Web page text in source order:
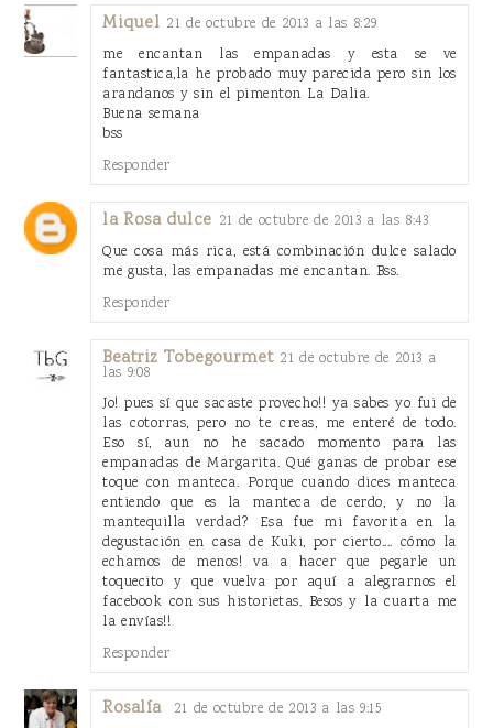
Miquel 21 de octubre de 2013 a las 8:29
me encantan las empanadas y esta se ve
fantastica,la he probado muy parecida pero sin los
arandanos y sin el pimenton La Dalia.
Buena semana
bss
Responder
la Rosa dulce 21 de octubre de 2013 a las 8:43
Que cosa más rica, está combinación dulce salado
me gusta, las empanadas me encantan. Bss.
Responder
Beatriz Tobegourmet 21 de octubre de 2013 a
las 9:08
Jo! pues sí que sacaste provecho!! ya sabes yo fui de
las cotorras, pero no te creas, me enteré de todo.
Eso sí, aun no he sacado momento para las
empanadas de Margarita. Qué ganas de probar ese
toque con manteca. Porque cuando dices manteca
entiendo que es la manteca de cerdo, y no la
mantequilla verdad? Esa fue mi favorita en la
degustación en casa de Kuki, por cierto.... cómo la
echamos de menos! va a hacer que pegarle un
toquecito y que vuelva por aquí a alegrarnos el
facebook con sus historietas. Besos y la cuarta me
la envías!!
Responder
Rosalía 21 de octubre de 2013 a las 9:15